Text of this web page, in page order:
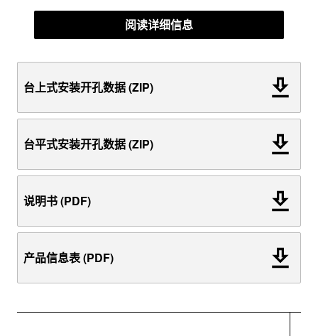
阅读详细信息
台上式安装开孔数据 (ZIP)
台平式安装开孔数据 (ZIP)
说明书 (PDF)
产品信息表 (PDF)